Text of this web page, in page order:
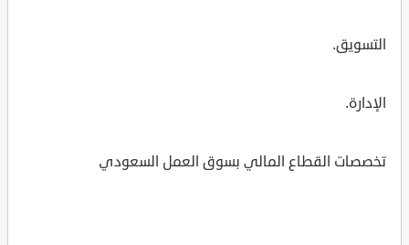
التسويق.
الإدارة.
تخصصات القطاع المالي بسوق العمل السعودي